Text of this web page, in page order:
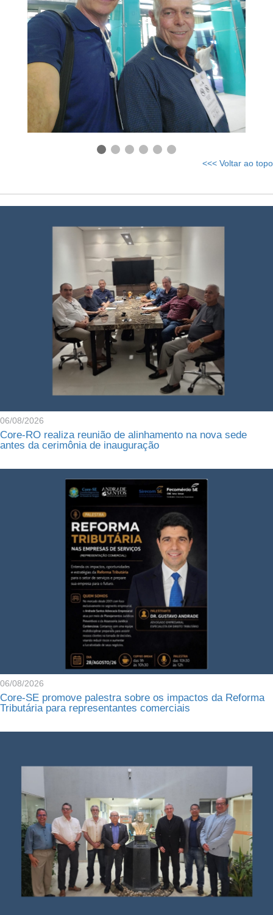
<<< Voltar ao topo
06/08/2026
Core-RO realiza reunião de alinhamento na nova sede
antes da cerimônia de inauguração
06/08/2026
Core-SE promove palestra sobre os impactos da Reforma
Tributária para representantes comerciais